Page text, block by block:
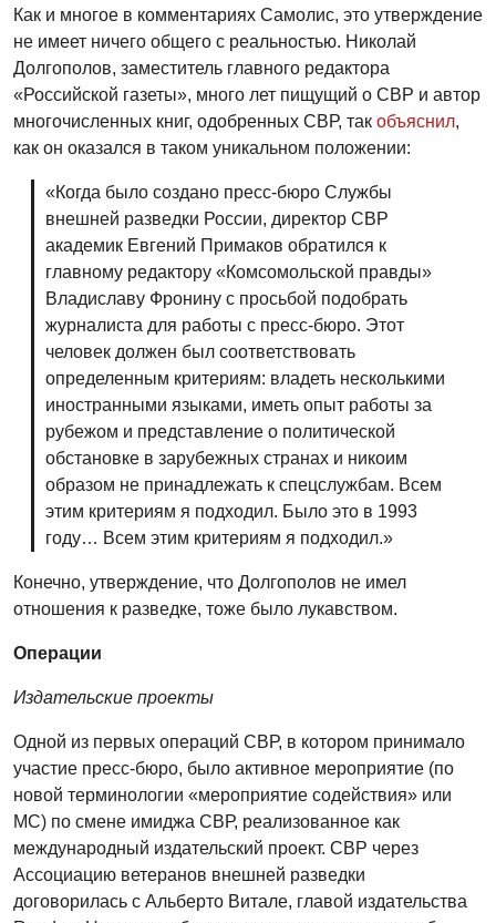
Как и многое в комментариях Самолис, это утверждение
не имеет ничего общего с реальностью. Николай
Долгополов, заместитель главного редактора
«Российской газеты», много лет пищущий о СВР и автор
многочисленных книг, одобренных СВР, так объяснил,
как он оказался в таком уникальном положении:
«Когда было создано пресс-бюро Службы
внешней разведки России, директор СВР
академик Евгений Примаков обратился к
главному редактору «Комсомольской правды»
Владиславу Фронину с просьбой подобрать
журналиста для работы с пресс-бюро. Этот
человек должен был соответствовать
определенным критериям: владеть несколькими
иностранными языками, иметь опыт работы за
рубежом и представление о политической
обстановке в зарубежных странах и никоим
образом не принадлежать к спецслужбам. Всем
этим критериям я подходил. Было это в 1993
году… Всем этим критериям я подходил.»
Конечно, утверждение, что Долгополов не имел
отношения к разведке, тоже было лукавством.
Операции
Издательские проекты
Одной из первых операций СВР, в котором принимало
участие пресс-бюро, было активное мероприятие (по
новой терминологии «мероприятие содействия» или
МС) по смене имиджа СВР, реализованное как
международный издательский проект. СВР через
Ассоциацию ветеранов внешней разведки
договорилась с Альберто Витале, главой издательства